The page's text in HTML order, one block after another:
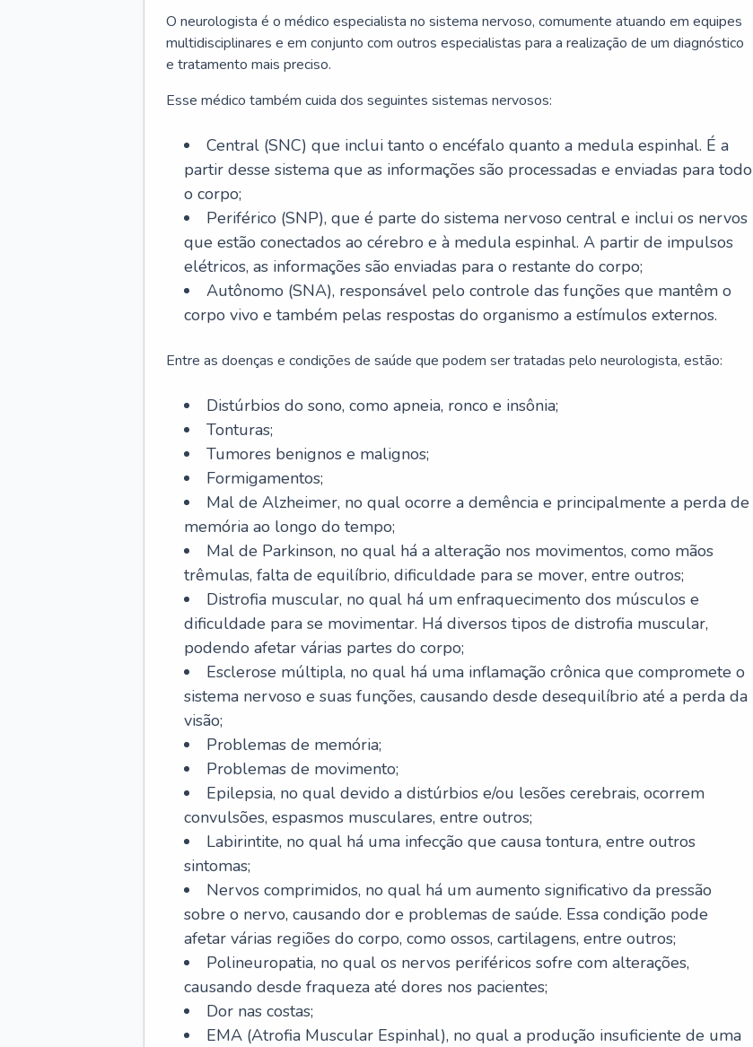
O neurologista é o médico especialista no sistema nervoso, comumente atuando em equipes
multidisciplinares e em conjunto com outros especialistas para a realização de um diagnóstico
e tratamento mais preciso.
Esse médico também cuida dos seguintes sistemas nervosos:
Central (SNC) que inclui tanto o encéfalo quanto a medula espinhal. É a
partir desse sistema que as informações são processadas e enviadas para todo
o corpo;
Periférico (SNP), que é parte do sistema nervoso central e inclui os nervos
que estão conectados ao cérebro e à medula espinhal. A partir de impulsos
elétricos, as informações são enviadas para o restante do corpo;
Autônomo (SNA), responsável pelo controle das funções que mantêm o
corpo vivo e também pelas respostas do organismo a estímulos externos.
Entre as doenças e condições de saúde que podem ser tratadas pelo neurologista, estão:
Distúrbios do sono, como apneia, ronco e insônia;
Tonturas;
Tumores benignos e malignos;
Formigamentos;
Mal de Alzheimer, no qual ocorre a demência e principalmente a perda de
memória ao longo do tempo;
Mal de Parkinson, no qual há a alteração nos movimentos, como mãos
trêmulas, falta de equilíbrio, dificuldade para se mover, entre outros;
Distrofia muscular, no qual há um enfraquecimento dos músculos e
dificuldade para se movimentar. Há diversos tipos de distrofia muscular,
podendo afetar várias partes do corpo;
Esclerose múltipla, no qual há uma inflamação crônica que compromete o
sistema nervoso e suas funções, causando desde desequilíbrio até a perda da
visão;
Problemas de memória;
Problemas de movimento;
Epilepsia, no qual devido a distúrbios e/ou lesões cerebrais, ocorrem
convulsões, espasmos musculares, entre outros;
Labirintite, no qual há uma infecção que causa tontura, entre outros
sintomas;
Nervos comprimidos, no qual há um aumento significativo da pressão
sobre o nervo, causando dor e problemas de saúde. Essa condição pode
afetar várias regiões do corpo, como ossos, cartilagens, entre outros;
Polineuropatia, no qual os nervos periféricos sofre com alterações,
causando desde fraqueza até dores nos pacientes;
Dor nas costas;
EMA (Atrofia Muscular Espinhal), no qual a produção insuficiente de uma